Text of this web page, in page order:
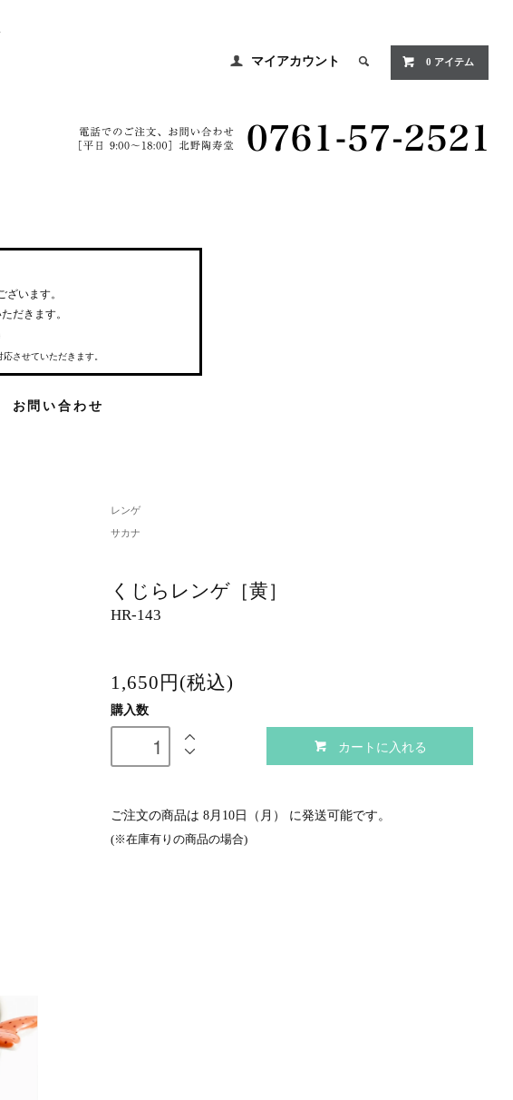
マイアカウント 0 アイテム
ざいます。
だきます。
させていただきます。
お問い合わせ
レンゲ
サカナ
くじらレンゲ［黄］
HR-143
1,650円(税込)
購入数
カートに入れる
ご注文の商品は 8月10日（月） に発送可能です。
(※在庫有りの商品の場合)